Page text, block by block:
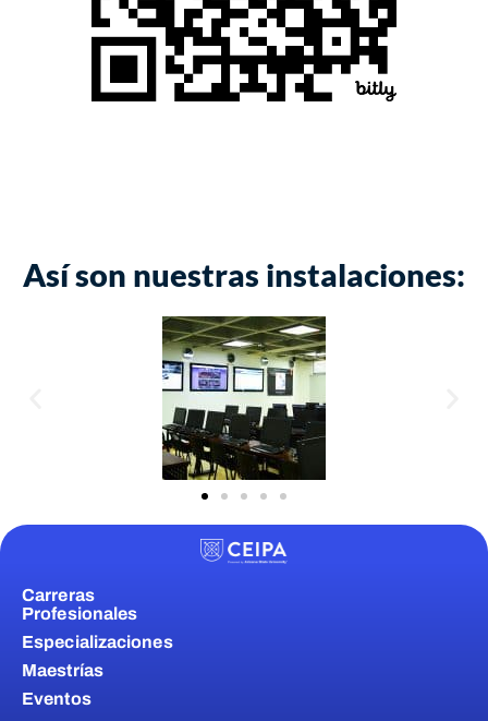
Así son nuestras instalaciones:
Carreras
Profesionales
Especializaciones
Maestrías
Eventos